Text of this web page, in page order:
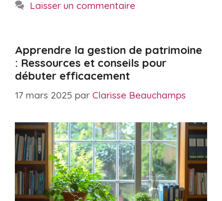
Laisser un commentaire
Apprendre la gestion de patrimoine
: Ressources et conseils pour
débuter efficacement
17 mars 2025 par Clarisse Beauchamps